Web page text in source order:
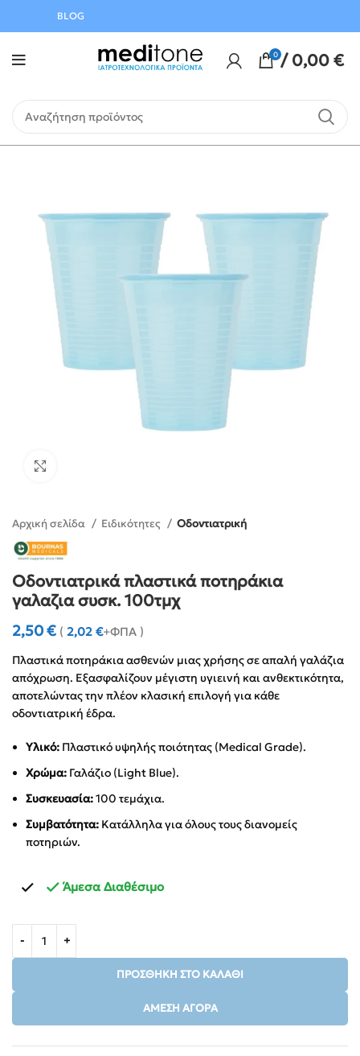
BLOG
0 / 0,00€
Αρχική σελίδα Ειδικότητες Οδοντιατρική
Οδοντιατρικά πλαστικά ποτηράκια
γαλαζια συσκ. 100τμχ
2,50€ ( 2,02 €+ΦΠΑ )
Πλαστικά ποτηράκια ασθενών μιας χρήσης σε απαλή γαλάζια
απόχρωση. Εξασφαλίζουν μέγιστη υγιεινή και ανθεκτικότητα,
αποτελώντας την πλέον κλασική επιλογή για κάθε
οδοντιατρική έδρα.
Υλικό: Πλαστικό υψηλής ποιότητας (Medical Grade).
Χρώμα: Γαλάζιο (Light Blue).
Συσκευασία:100 τεμάχια.
Συμβατότητα: Κατάλληλα για όλους τους διανομείς
ποτηριών.
Άμεσα Διαθέσιμο
ΠΡΟΣΘΉΚΗ ΣΤΟ ΚΑΛΆΘΙ
ΆΜΕΣΗ ΑΓΟΡΆ
Αυγούστου